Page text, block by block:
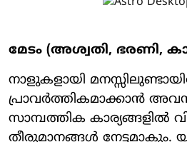
മേടം (അശ്വതി, ഭരണി,
നാളുകളായി
പ്രാവർത്തികമാക്കാൻ
സാമ്പത്തിക കാര്യങ്ങളിൽ
തീരുമാനങ്ങൾ നേട്ടമാകും.